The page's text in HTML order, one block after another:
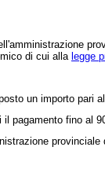
di cui alla legge
un importo pari
fino al